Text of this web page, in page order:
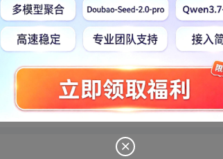
转发到动态 举报